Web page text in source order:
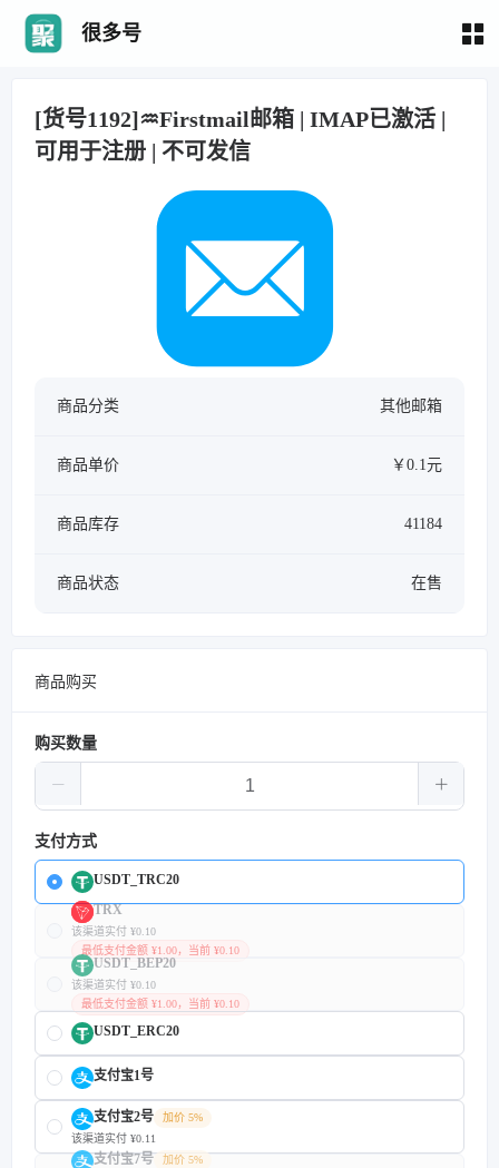
很多号
[货号1192]♒Firstmail邮箱 | IMAP已激活 |
可用于注册 | 不可发信
商品分类 其他邮箱
商品单价 ￥0.1元
商品库存 41184
商品状态 在售
商品购买
购买数量
支付方式
USDT_TRC20
TRX
该渠道实付 ¥0.10
最低支付金额 ¥1.00，当前 ¥0.10
USDT_BEP20
该渠道实付 ¥0.10
最低支付金额 ¥1.00，当前 ¥0.10
USDT_ERC20
支付宝1号
支付宝2号
加价 5%
该渠道实付 ¥0.11
支付宝7号
加价 5%